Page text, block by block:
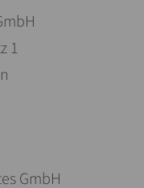
1
GmbH